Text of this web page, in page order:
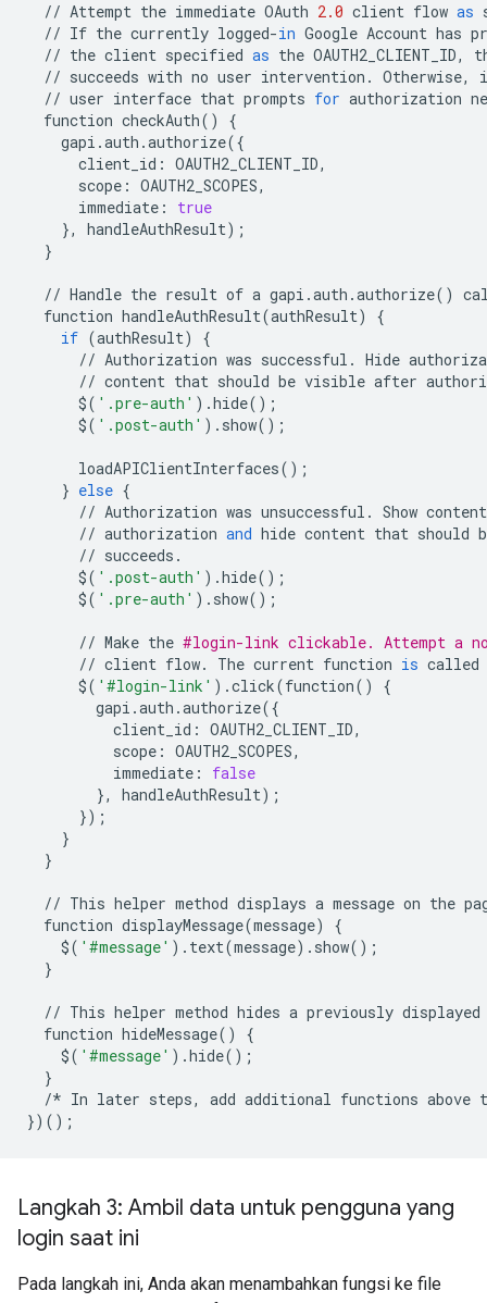
// Attempt the immediate OAuth 2.0 client flow as
// If the currently logged-in Google Account has
// the client specified as the OAUTH2_CLIENT_ID,
// succeeds with no user intervention . Otherwise,
// user interface that prompts for authorization
function checkAuth()
{
gapi .auth .authorize({
client_id : OAUTH2_CLIENT_ID,
scope : OAUTH2_SCOPES,
immediate :
true
},
handleAuthResult);
}
// Handle the result of a gapi .auth .authorize()
function handleAuthResult(authResult)
{
if (authResult)
{
// Authorization was successful . Hide
// content that should be visible after
$( '.pre-auth' ) .hide();
$( '.post-auth' ) . show();
loadAPIClientInterfaces();
} else {
// Authorization was unsuccessful . Show content
// authorization and hide content that should
// succeeds .
$( '.post-auth' ) .hide();
$( '.pre-auth' ) . show();
// Make the #login-link clickable. Attempt a
// client flow. The current function is called
$( '#login-link' ) .click(function()
{
gapi .auth .authorize({
client_id : OAUTH2_CLIENT_ID,
scope : OAUTH2_SCOPES,
immediate :
false
},
handleAuthResult);
});
}
}
// This helper method displays a message on the
function displayMessage(message)
{
$( '#message' ) . text(message) . show();
}
// This helper method hides a previously displayed
function hideMessage()
{
$( '#message' ) .hide();
}
/* In later steps, add additional functions above
})();
Langkah 3: Ambil data untuk pengguna yang
login saat ini
Pada langkah ini, Anda akan menambahkan fungsi ke file